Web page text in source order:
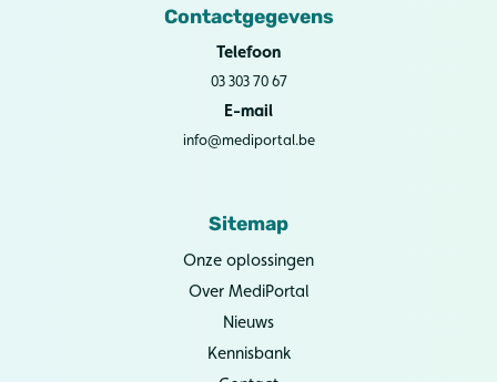
Contactgegevens
Telefoon
03 303 70 67
E-mail
info@mediportal.be
Sitemap
Onze oplossingen
Over MediPortal
Nieuws
Kennisbank